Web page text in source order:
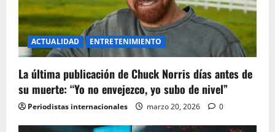
ACTUALIDAD ENTRETENIMIENTO
La última publicación de Chuck Norris días antes de
su muerte: “Yo no envejezco, yo subo de nivel”
Periodistas internacionales marzo 20, 2026 0